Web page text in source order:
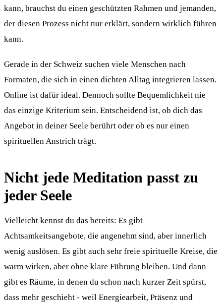
kann, brauchst du einen geschützten Rahmen und jemanden,
der diesen Prozess nicht nur erklärt, sondern wirklich führen
kann.
Gerade in der Schweiz suchen viele Menschen nach
Formaten, die sich in einen dichten Alltag integrieren lassen.
Online ist dafür ideal. Dennoch sollte Bequemlichkeit nie
das einzige Kriterium sein. Entscheidend ist, ob dich das
Angebot in deiner Seele berührt oder ob es nur einen
spirituellen Anstrich trägt.
Nicht jede Meditation passt zu
jeder Seele
Vielleicht kennst du das bereits: Es gibt
Achtsamkeitsangebote, die angenehm sind, aber innerlich
wenig auslösen. Es gibt auch sehr freie spirituelle Kreise, die
warm wirken, aber ohne klare Führung bleiben. Und dann
gibt es Räume, in denen du schon nach kurzer Zeit spürst,
dass mehr geschieht - weil Energiearbeit, Präsenz und